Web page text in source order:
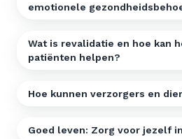
emotionele
Wat is revalidatie en hoe kan
patiënten helpen?
Hoe kunnen verzorgers en
Goed leven: Zorg voor jezelf